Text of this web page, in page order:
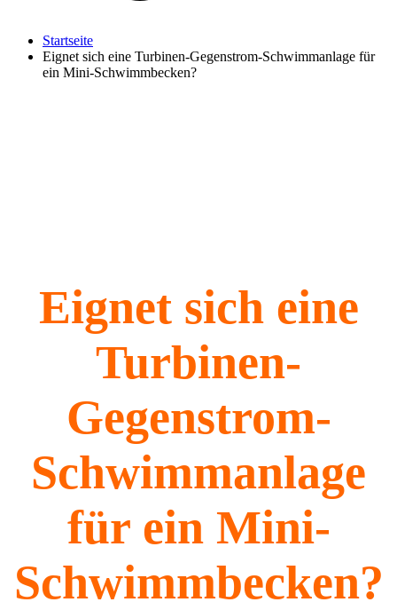
Startseite
Eignet sich eine Turbinen-Gegenstrom-Schwimmanlage für
ein Mini-Schwimmbecken?
Eignet sich eine
Turbinen-
Gegenstrom-
Schwimmanlage
für ein Mini-
Schwimmbecken?